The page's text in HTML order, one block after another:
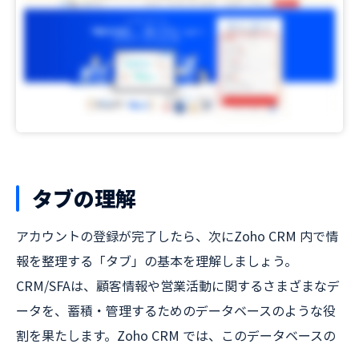
タブの理解
アカウントの登録が完了したら、次にZoho CRM 内で情
報を整理する「タブ」の基本を理解しましょう。
CRM/SFAは、顧客情報や営業活動に関するさまざまなデ
ータを、蓄積・管理するためのデータベースのような役
割を果たします。Zoho CRM では、このデータベースの